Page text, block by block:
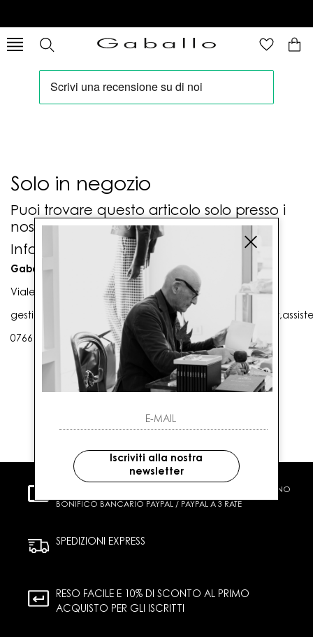
Solo in negozio
Puoi trovare questo articolo solo presso i
nostri punti vendita:
Info contatti
Gaballo Mario srl
Viale G. Matteotti n. 23 00053 Civitavecchia (RM)
0766 25656
CARTA DI CREDITO CONTRASSEGNO
BONIFICO BANCARIO PAYPAL / PAYPAL A 3 RATE
SPEDIZIONI EXPRESS
RESO FACILE E 10% DI SCONTO AL PRIMO
ACQUISTO PER GLI ISCRITTI
Iscriviti alla nostra
newsletter